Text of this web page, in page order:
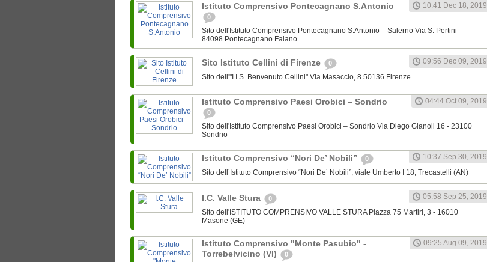
Istituto Comprensivo Pontecagnano S.Antonio
0
10:41 Dec 18, 2019
Sito dell'Istituto Comprensivo Pontecagnano S.Antonio – Salerno Via S. Pertini -
84098 Pontecagnano Faiano
Sito Istituto Cellini di Firenze 0
09:56 Dec 09, 2019
Sito dell'"I.I.S. Benvenuto Cellini" Via Masaccio, 8 50136 Firenze
Istituto Comprensivo Paesi Orobici – Sondrio
0
04:44 Oct 09, 2019
Sito dell'Istituto Comprensivo Paesi Orobici – Sondrio Via Diego Gianoli 16 - 23100
Sondrio
Istituto Comprensivo “Nori De’ Nobili” 0
10:37 Sep 30, 2019
Sito dell’Istituto Comprensivo “Nori De’ Nobili”, viale Umberto I 18, Trecastelli (AN)
I.C. Valle Stura 0
05:58 Sep 25, 2019
Sito dell'ISTITUTO COMPRENSIVO VALLE STURA Piazza 75 Martiri, 3 - 16010
Masone (GE)
Istituto Comprensivo "Monte Pasubio" -
Torrebelvicino (VI)
0
09:25 Aug 09, 2019